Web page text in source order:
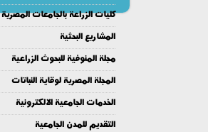
كليات الزراعة بالجامعات المصرية
المشاريع البحثية
مجلة المنوفية للبحوث الزراعية
المجلة المصرية لوقاية النباتات
الخدمات الجامعية الالكترونية
التقديم للمدن الجامعية